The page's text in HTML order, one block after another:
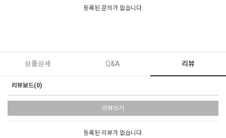
등록된 문의가 없습니다.
상품상세 Q&A 리뷰
리뷰보드(0)
리뷰쓰기
등록된 리뷰가 없습니다.